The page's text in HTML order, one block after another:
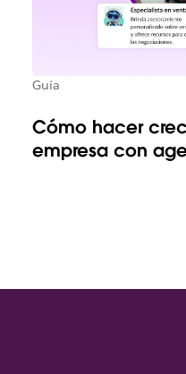
Guía
Cómo hacer
empresa con